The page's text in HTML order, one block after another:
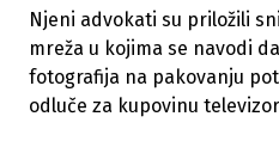
Njeni advokati su priložili
mreža u kojima se navodi
fotografija na pakovanju
odluče za kupovinu